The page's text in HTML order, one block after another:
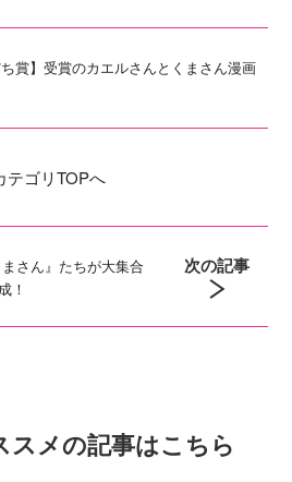
ち賞】受賞のカエルさんとくまさん漫画
テゴリTOPへ
さん』たちが大集合
！
次の記事
スメの記事はこちら